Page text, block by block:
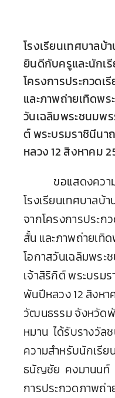
โรงเรียนเทศบาล
ยินดีกับครูและนักเ
โครงการประกวดเ
และภาพถ่ายเทิดพ
วันเฉลิมพระชนมพ
ต์ พระบรมราชินีน
หลวง 12 สิงหาคม
ขอแสดงความ
โรงเรียนเทศบาลบ้
จากโครงการประก
สั้น และภาพถ่ายเทิ
โอกาสวันเฉลิมพระ
เจ้าสิริกิต์ พระบรม
พันปีหลวง 12 สิงหา
วัฒนธรรม จังหวัด
หมาน ได้รับรางวัล
ความสำหรับนักเรี
ธนัญชัย คงมานนท์
การประกวดภาพถ่